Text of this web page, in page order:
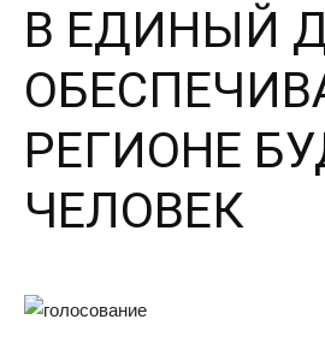
В ЕДИНЫЙ
РЕГИОНЕ
ЧЕЛОВЕК